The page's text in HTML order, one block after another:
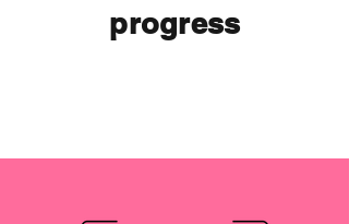
progress